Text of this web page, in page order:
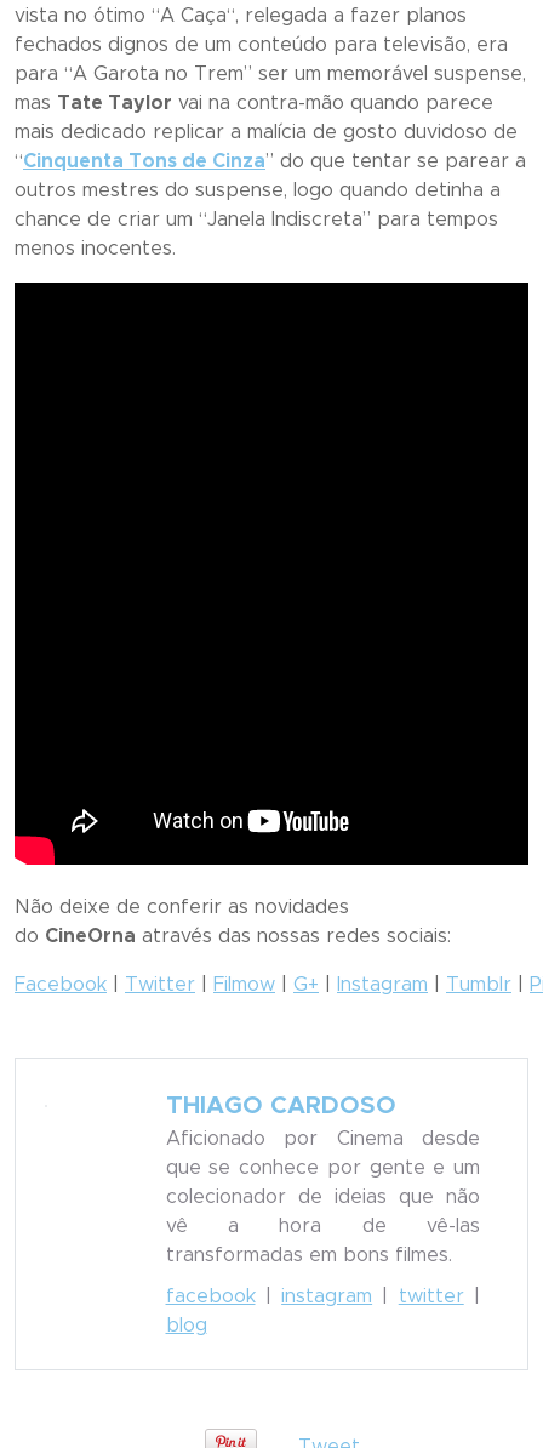
vista no ótimo “A Caça“, relegada a fazer planos
fechados dignos de um conteúdo para televisão, era
para “A Garota no Trem” ser um memorável suspense,
mas Tate Taylor vai na contra-mão quando parece
mais dedicado replicar a malícia de gosto duvidoso de
“Cinquenta Tons de Cinza” do que tentar se parear a
outros mestres do suspense, logo quando detinha a
chance de criar um “Janela Indiscreta” para tempos
menos inocentes.
Não deixe de conferir as novidades
do CineOrna através das nossas redes sociais:
Facebook Twitter Filmow G+ Instagram Tumblr
THIAGO CARDOSO
Aficionado por Cinema desde
que se conhece por gente e um
colecionador de ideias que não
vê a hora de vê-las
transformadas em bons filmes.
facebook|instagram twitter|
blog